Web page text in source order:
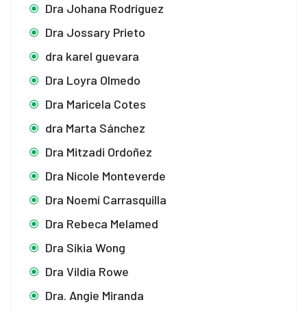
Dra Johana Rodríguez
Dra Jossary Prieto
dra karel guevara
Dra Loyra Olmedo
Dra Maricela Cotes
dra Marta Sánchez
Dra Mitzadi Ordoñez
Dra Nicole Monteverde
Dra Noemí Carrasquilla
Dra Rebeca Melamed
Dra Sikia Wong
Dra Vildia Rowe
Dra. Angie Miranda